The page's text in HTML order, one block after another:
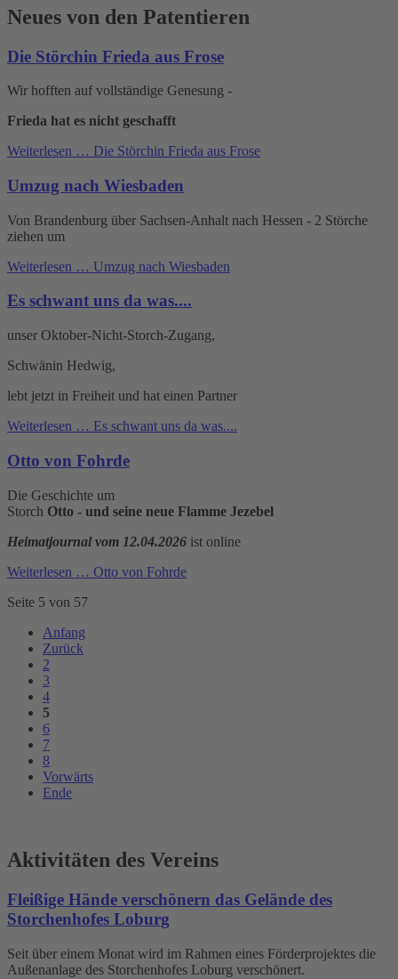
Neues von den Patentieren
Die Störchin Frieda aus Frose
Wir hofften auf vollständige Genesung -
Frieda hat es nicht geschafft
Weiterlesen … Die Störchin Frieda aus Frose
Umzug nach Wiesbaden
Von Brandenburg über Sachsen-Anhalt nach Hessen - 2 Störche
ziehen um
Weiterlesen … Umzug nach Wiesbaden
Es schwant uns da was....
unser Oktober-Nicht-Storch-Zugang,
Schwänin Hedwig,
lebt jetzt in Freiheit und hat einen Partner
Weiterlesen … Es schwant uns da was....
Otto von Fohrde
Die Geschichte um
Storch Otto - und seine neue Flamme Jezebel
Heimatjournal vom 12.04.2026 ist online
Weiterlesen … Otto von Fohrde
Seite 5 von 57
Anfang
Zurück
2
3
4
5
6
7
8
Vorwärts
Ende
Aktivitäten des Vereins
Fleißige Hände verschönern das Gelände des
Storchenhofes Loburg
Seit über einem Monat wird im Rahmen eines Förderprojektes die
Außenanlage des Storchenhofes Loburg verschönert.